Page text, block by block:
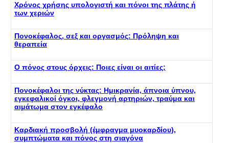
Χρόνος χρήσης υπολογιστή και πόνοι της πλάτης ή
των χεριών
Πονοκέφαλος, σεξ και οργασμός: Πρόληψη και
θεραπεία
Ο πόνος στους όρχεις: Ποιες είναι οι αιτίες;
Πονοκέφαλοι της νύκτας: Ημικρανία, άπνοια ύπνου,
εγκεφαλικοί όγκοι, φλεγμονή αρτηριών, τραύμα και
αιμάτωμα στον εγκέφαλο
Καρδιακή προσβολή (έμφραγμα μυοκαρδίου),
συμπτώματα και πόνος στη σιαγόνα